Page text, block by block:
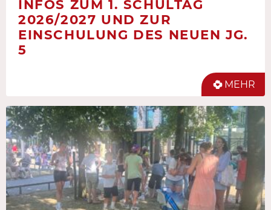
INFOS ZUM 1. SCHULTAG
2026/2027 UND ZUR
EINSCHULUNG DES NEUEN JG.
5
MEHR